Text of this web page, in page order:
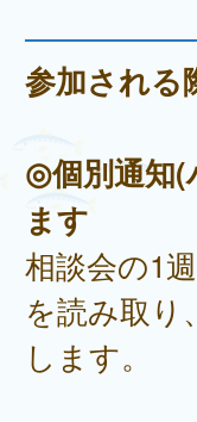
参加される
◎個別通知(
ます
相談会の1
を読み取り
します。